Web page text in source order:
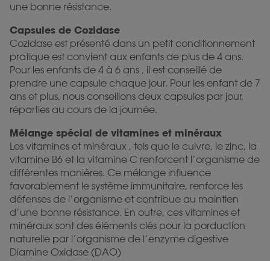
une bonne résistance.
Capsules de Cozidase
Cozidase est présenté dans un petit conditionnement
pratique est convient aux enfants de plus de 4 ans.
Pour les enfants de 4 à 6 ans , il est conseillé de
prendre une capsule chaque jour. Pour les enfant de 7
ans et plus, nous conseillons deux capsules par jour,
réparties au cours de la journée.
Mélange spécial de vitamines et minéraux
Les vitamines et minéraux , tels que le cuivre, le zinc, la
vitamine B6 et la vitamine C renforcent l’organisme de
différentes manières. Ce mélange influence
favorablement le système immunitaire, renforce les
défenses de l’organisme et contribue au maintien
d’une bonne résistance. En outre, ces vitamines et
minéraux sont des éléments clés pour la porduction
naturelle par l’organisme de l’enzyme digestive
Diamine Oxidase (DAO)